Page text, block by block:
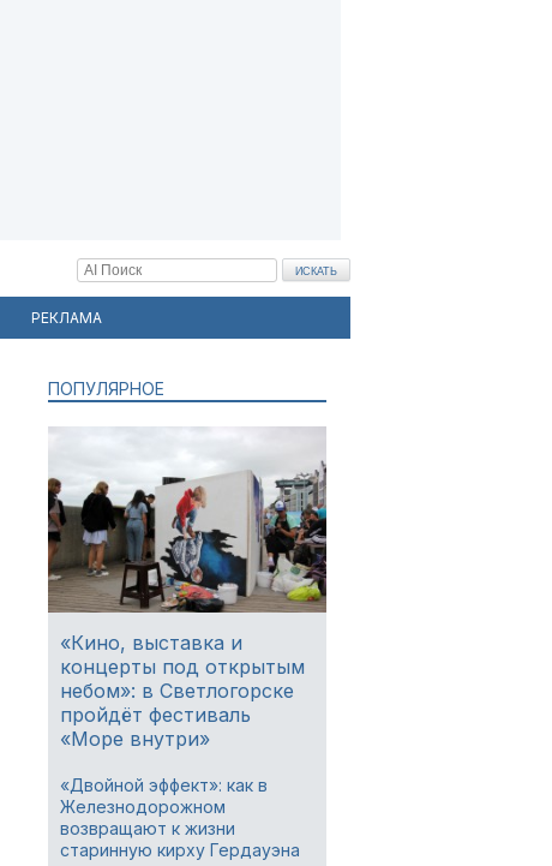
РЕКЛАМА
ПОПУЛЯРНОЕ
«Кино, выставка и
концерты под открытым
небом»: в Светлогорске
пройдёт фестиваль
«Море внутри»
«Двойной эффект»: как в
Железнодорожном
возвращают к жизни
старинную кирху Гердауэна